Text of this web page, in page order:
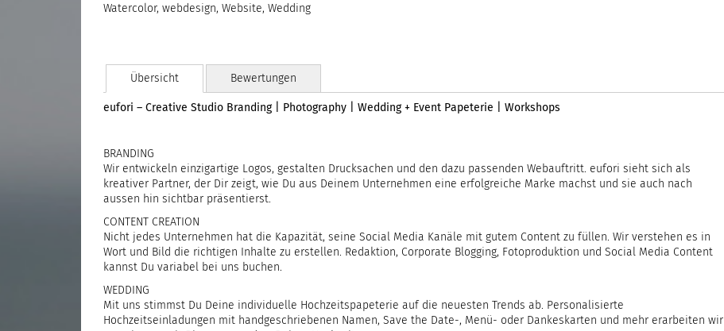
Watercolor, webdesign, Website, Wedding
Übersicht Bewertungen
eufori – Creative Studio Branding | Photography | Wedding + Event Papeterie | Workshops
BRANDING
Wir entwickeln einzigartige Logos, gestalten Drucksachen und den dazu passenden Webauftritt. eufori sieht sich als
kreativer Partner, der Dir zeigt, wie Du aus Deinem Unternehmen eine erfolgreiche Marke machst und sie auch nach
aussen hin sichtbar präsentierst.
CONTENT CREATION
Nicht jedes Unternehmen hat die Kapazität, seine Social Media Kanäle mit gutem Content zu füllen. Wir verstehen es in
Wort und Bild die richtigen Inhalte zu erstellen. Redaktion, Corporate Blogging, Fotoproduktion und Social Media Content
kannst Du variabel bei uns buchen.
WEDDING
Mit uns stimmst Du Deine individuelle Hochzeitspapeterie auf die neuesten Trends ab. Personalisierte
Hochzeitseinladungen mit handgeschriebenen Namen, Save the Date-, Menü- oder Dankeskarten und mehr erarbeiten wir